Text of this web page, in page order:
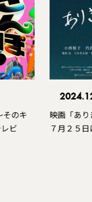
そのキ
ビ
映画「あ
７月２５